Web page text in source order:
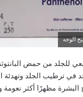
الوجه
للجلد من حمض
ب5 يساعد في ترطيب الجلد
البشرة مظهرًا أكثر نعومة